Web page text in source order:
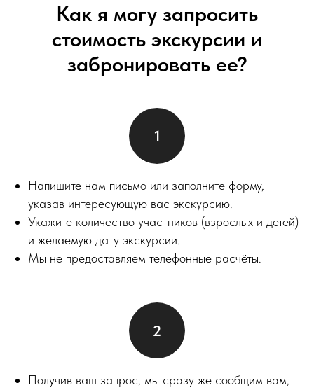
Как я могу запросить
стоимость экскурсии и
забронировать ее?
Напишите нам письмо или заполните форму,
указав интересующую вас экскурсию.
Укажите количество участников (взрослых и детей)
и желаемую дату экскурсии.
Мы не предоставляем телефонные расчёты.
Получив ваш запрос, мы сразу же сообщим вам,